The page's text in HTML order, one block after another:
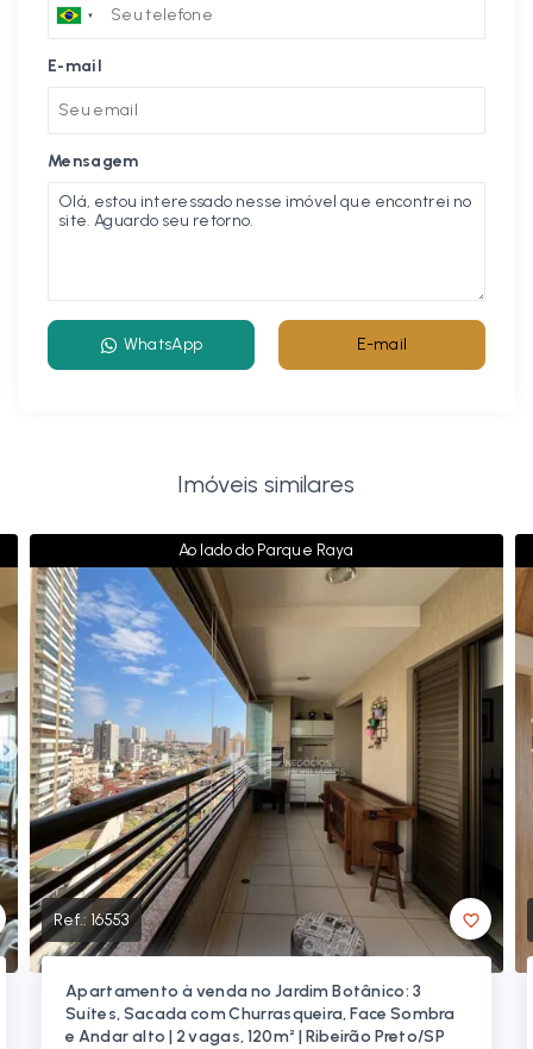
E-mail
Mensagem
WhatsApp E-mail
Imóveis similares
Ao lado do Parque Raya
Ref.:16553
Apartamento à venda no Jardim Botânico: 3
Suítes, Sacada com Churrasqueira, Face Sombra
e Andar alto | 2 vagas, 120m² | Ribeirão Preto/SP